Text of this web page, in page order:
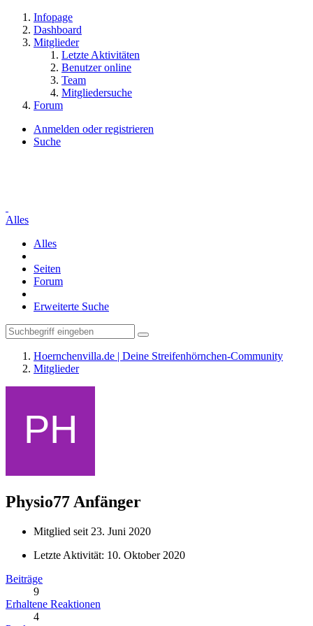
Infopage
Dashboard
Mitglieder
Letzte Aktivitäten
Benutzer online
Team
Mitgliedersuche
Forum
Anmelden oder registrieren
Suche
Forum
Erweiterte Suche
Hoernchenvilla.de | Deine Streifenhörnchen-Community
Mitglieder
10. Oktober 2020
Beiträge
9
Erhaltene Reaktionen
4
Punkte
64
Profil-Aufrufe